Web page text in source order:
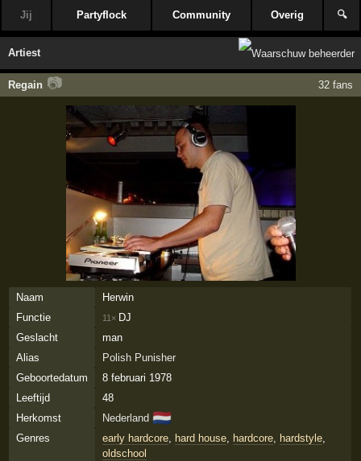
Jij Partyflock Community Overig 🔍
Artiest
Regain 📷 32 fans
Naam
Herwin
Functie
11× DJ
Geslacht
man
Alias
Polish Punisher
Geboortedatum
8 februari 1978
Leeftijd
48
Herkomst
Nederland 🇳🇱
Genres early hardcore, hard house, hardcore, hardstyle,
oldschool